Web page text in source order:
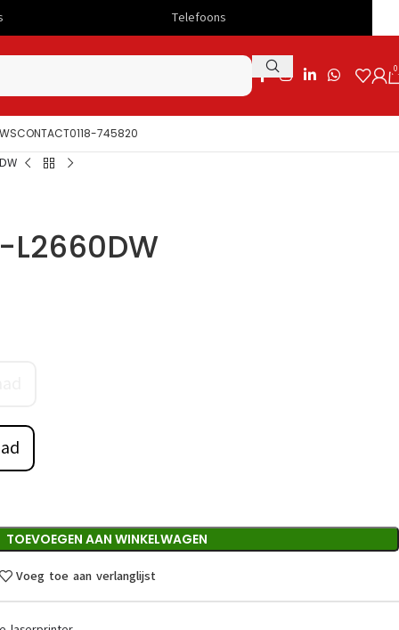
0
CONTACT0118-745820
L2660DW
TOEVOEGEN AAN WINKELWAGEN
Voeg toe aan verlanglijst